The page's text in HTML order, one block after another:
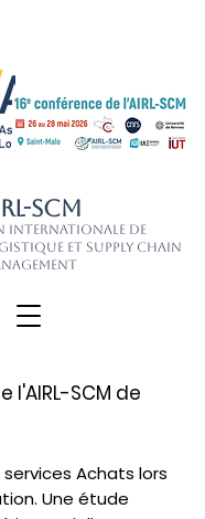
SCM
Internationale de
et Supply Chain
l'AIRL-SCM de
Achats lors
Une étude